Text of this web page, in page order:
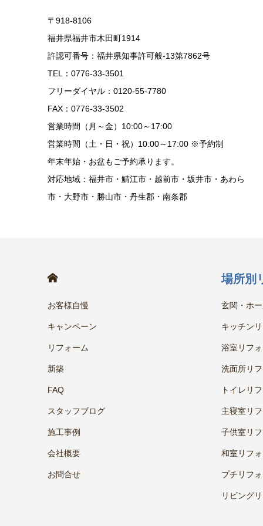
〒918-8106
福井県福井市木田町1914
許認可番号：福井県知事許可般-13第7862号
TEL：0776-33-3501
フリーダイヤル：0120-55-7780
FAX：0776-33-3502
営業時間（月～金）10:00～17:00
営業時間（土・日・祝）10:00～17:00 ※予約制
年末年始・お盆もご予約承ります。
対応地域：福井市・鯖江市・越前市・坂井市・あわら
市・大野市・勝山市・丹生郡・南条郡
お客様自慢
キャンペーン
リフォーム
新築
FAQ
スタッフブログ
施工事例
会社概要
お問合せ
場所別
玄関・ホ
キッチン
浴室リフ
洗面所リ
トイレリ
主寝室リ
子供室リ
和室リフ
プチリフ
リビング